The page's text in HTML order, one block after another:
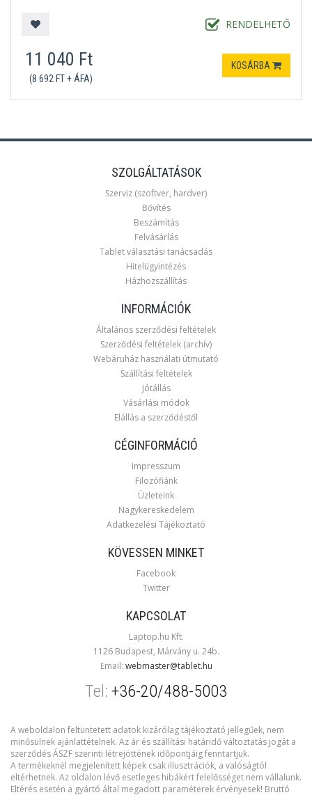
RENDELHETŐ
11 040 Ft
(8 692 FT + ÁFA)
KOSÁRBA
SZOLGÁLTATÁSOK
Szerviz (szoftver, hardver)
Bővítés
Beszámítás
Felvásárlás
Tablet választási tanácsadás
Hitelügyintézés
Házhozszállítás
INFORMÁCIÓK
Általános szerződési feltételek
Szerződési feltételek (archív)
Webáruház használati útmutató
Szállítási feltételek
Jótállás
Vásárlási módok
Elállás a szerződéstől
CÉGINFORMÁCIÓ
Impresszum
Filozófiánk
Üzleteink
Nagykereskedelem
Adatkezelési Tájékoztató
KÖVESSEN MINKET
Facebook
Twitter
KAPCSOLAT
Laptop.hu Kft.
1126 Budapest, Márvány u. 24b.
Email: webmaster@tablet.hu
Tel: +36-20/488-5003
A weboldalon feltüntetett adatok kizárólag tájékoztató jellegűek, nem
minősülnek ajánlattételnek. Az ár és szállítási határidő változtatás jogát a
szerződés ÁSZF szerinti létrejöttének időpontjáig fenntartjuk.
A termékeknél megjelenített képek csak illusztrációk, a valóságtól
eltérhetnek. Az oldalon lévő esetleges hibákért felelősséget nem vállalunk.
Eltérés esetén a gyártó által megadott paraméterek érvényesek! Bruttó